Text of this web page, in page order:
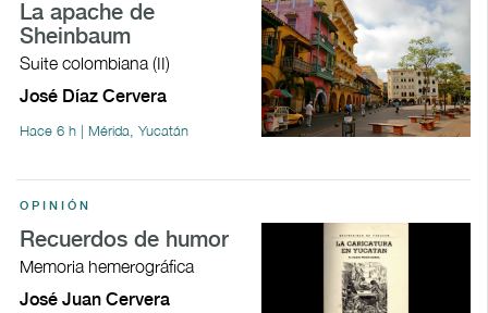
La apache de
Sheinbaum
Suite colombiana (II)
José Díaz Cervera
Hace 6 h | Mérida, Yucatán
OPINIÓN
Recuerdos de humor
Memoria hemerográfica
José Juan Cervera